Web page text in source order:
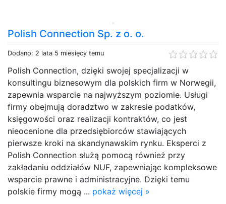
Polish Connection Sp. z o. o.
Dodano: 2 lata 5 miesięcy temu
Polish Connection, dzięki swojej specjalizacji w
konsultingu biznesowym dla polskich firm w Norwegii,
zapewnia wsparcie na najwyższym poziomie. Usługi
firmy obejmują doradztwo w zakresie podatków,
księgowości oraz realizacji kontraktów, co jest
nieocenione dla przedsiębiorców stawiających
pierwsze kroki na skandynawskim rynku. Eksperci z
Polish Connection służą pomocą również przy
zakładaniu oddziałów NUF, zapewniając kompleksowe
wsparcie prawne i administracyjne. Dzięki temu
polskie firmy mogą ... pokaż więcej »